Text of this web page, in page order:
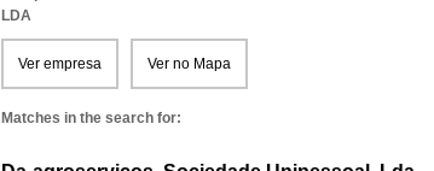
LDA
Ver empresa Ver no Mapa
Matches in the search for: